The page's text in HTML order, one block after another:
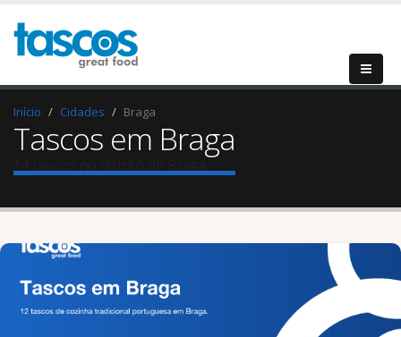
Início Cidades Braga
Tascos em Braga